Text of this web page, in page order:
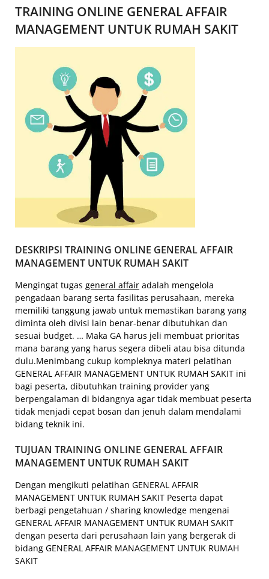
TRAINING ONLINE GENERAL AFFAIR
MANAGEMENT UNTUK RUMAH SAKIT
DESKRIPSI TRAINING ONLINE GENERAL AFFAIR
MANAGEMENT UNTUK RUMAH SAKIT
Mengingat tugas general affair adalah mengelola
pengadaan barang serta fasilitas perusahaan, mereka
memiliki tanggung jawab untuk memastikan barang yang
diminta oleh divisi lain benar-benar dibutuhkan dan
sesuai budget. … Maka GA harus jeli membuat prioritas
mana barang yang harus segera dibeli atau bisa ditunda
dulu.Menimbang cukup kompleknya materi pelatihan
GENERAL AFFAIR MANAGEMENT UNTUK RUMAH SAKIT ini
bagi peserta, dibutuhkan training provider yang
berpengalaman di bidangnya agar tidak membuat peserta
tidak menjadi cepat bosan dan jenuh dalam mendalami
bidang teknik ini.
TUJUAN TRAINING ONLINE GENERAL AFFAIR
MANAGEMENT UNTUK RUMAH SAKIT
Dengan mengikuti pelatihan GENERAL AFFAIR
MANAGEMENT UNTUK RUMAH SAKIT Peserta dapat
berbagi pengetahuan / sharing knowledge mengenai
GENERAL AFFAIR MANAGEMENT UNTUK RUMAH SAKIT
dengan peserta dari perusahaan lain yang bergerak di
bidang GENERAL AFFAIR MANAGEMENT UNTUK RUMAH
SAKIT